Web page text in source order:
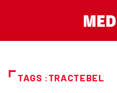
TAGS :TRACTEBEL